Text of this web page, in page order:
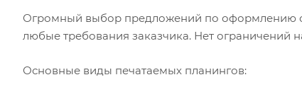
Огромный выбор предложений по оформлению
любые требования заказчика. Нет ограничений
Основные виды печатаемых планингов: